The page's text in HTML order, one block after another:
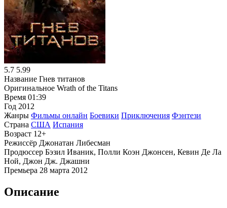
5.7 5.99
Название Гнев титанов
Оригинальное Wrath of the Titans
Время 01:39
Год 2012
Жанры Фильмы онлайн Боевики Приключения Фэнтези
Страна США Испания
Возраст 12+
Режиссёр Джонатан Либесман
Продюссер Бэзил Иваник, Полли Коэн Джонсен, Кевин Де Ла
Ной, Джон Дж. Джашни
Премьера 28 марта 2012
Описание